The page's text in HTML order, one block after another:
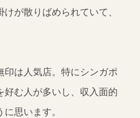
が散りばめられていて、
印は人気店。特にシンガポ
好む人が多いし、収入面的
思います。